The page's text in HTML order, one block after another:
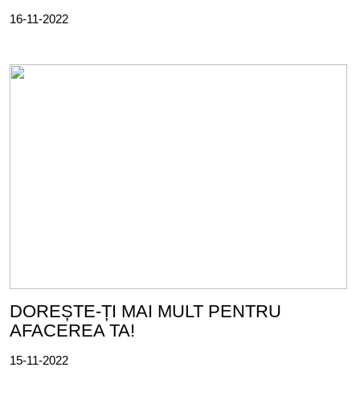
16-11-2022
DOREȘTE-ȚI MAI MULT PENTRU
AFACEREA TA!
15-11-2022